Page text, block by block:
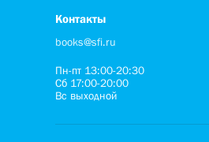
Контакты
books@sfi.ru
Пн-пт 13:00-20:30
Сб 17:00-20:00
Вс выходной